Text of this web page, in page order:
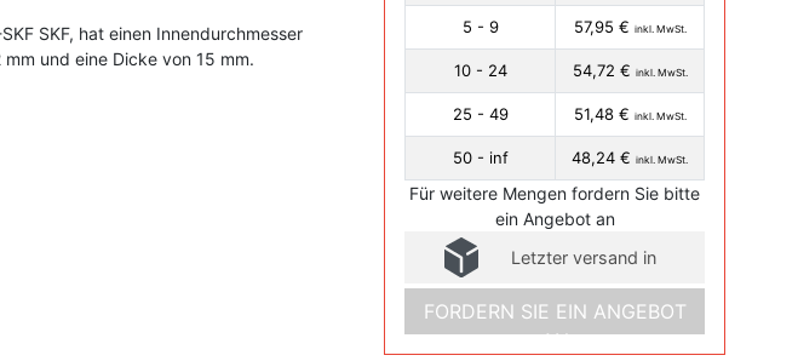
SKF, hat einen Innendurchmesser
und eine Dicke von 15 mm.
5 - 9 57,95 € inkl. MwSt.
10 - 24 54,72 € inkl. MwSt.
25 - 49 51,48 € inkl. MwSt.
50 - inf 48,24 € inkl. MwSt.
Für weitere Mengen fordern Sie bitte
ein Angebot an
Letzter versand in
FORDERN SIE EIN ANGEBOT
AN